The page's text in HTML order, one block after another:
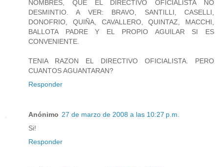
NOMBRES, QUE EL DIRECTIVO OFICIALISTA NO
DESMINTIO. A VER: BRAVO, SANTILLI, CASELLI,
DONOFRIO, QUIÑA, CAVALLERO, QUINTAZ, MACCHI,
BALLOTA PADRE Y EL PROPIO AGUILAR SI ES
CONVENIENTE.
TENIA RAZON EL DIRECTIVO OFICIALISTA. PERO
CUANTOS AGUANTARAN?
Responder
Anónimo 27 de marzo de 2008 a las 10:27 p.m.
Si!
Responder